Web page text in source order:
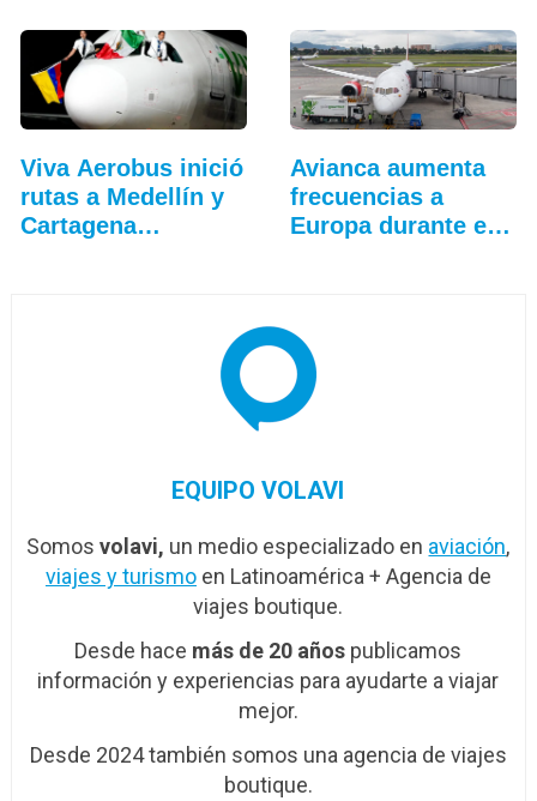
Viva Aerobus inició
rutas a Medellín y
Cartagena…
Avianca aumenta
frecuencias a
Europa durante el
EQUIPO VOLAVI
Somosvolavi, un medio especializado en aviación,
viajes y turismoen Latinoamérica + Agencia de
viajes boutique.
Desde hace más de 20 años publicamos
información y experiencias para ayudarte a viajar
mejor.
Desde 2024 también somos una agencia de viajes
boutique.